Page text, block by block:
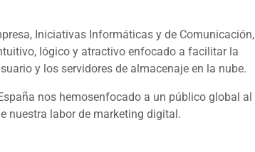
Iniciativas Informáticas y de Comunicación,
lógico y atractivo enfocado a facilitar la
y los servidores de almacenaje en la nube.
nos hemosenfocado a un público global al
nuestra labor de marketing digital.